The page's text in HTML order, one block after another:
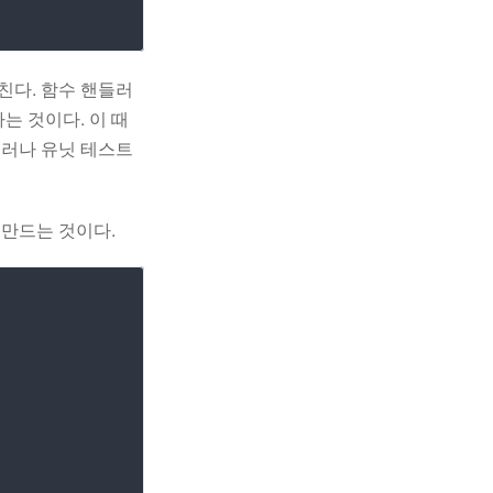
다. 함수 핸들러
것이다. 이 때
나 유닛 테스트
드는 것이다.